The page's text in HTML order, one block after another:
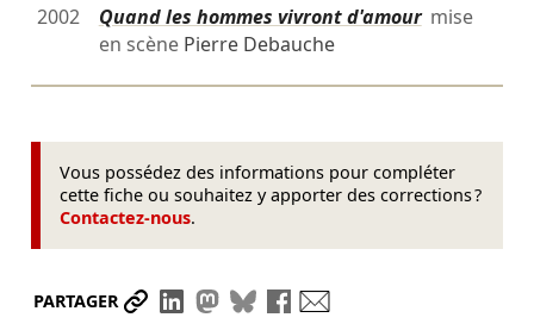
2002
Quand les hommes vivront d'amourmise
en scène Pierre Debauche
Vous possédez des informations pour compléter
cette fiche ou souhaitez y apporter des corrections ?
Contactez-nous.
PARTAGER Partager le lien
Partager sur LinkedIn
Partager sur Mastodon
Partager sur Bluesky
Partager sur Facebook